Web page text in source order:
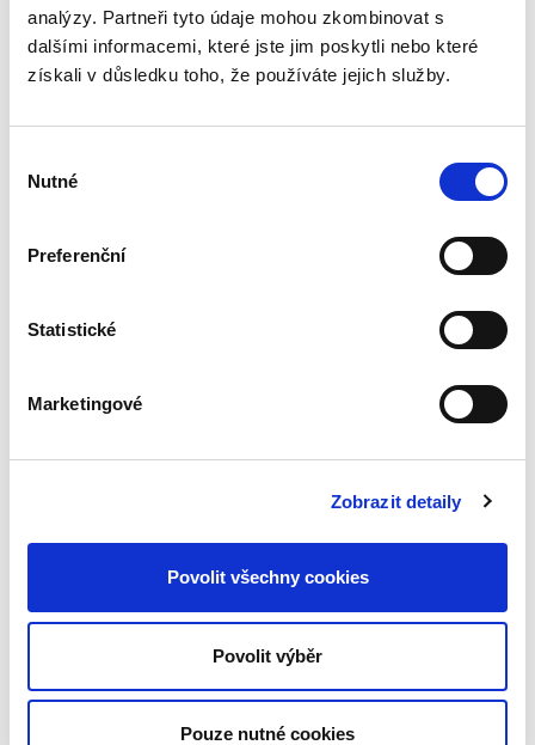
analýzy. Partneři tyto údaje mohou zkombinovat s
dalšími informacemi, které jste jim poskytli nebo které
získali v důsledku toho, že používáte jejich služby.
souhlasu
Nutné
Preferenční
Statistické
Marketingové
Zobrazit detaily
Povolit všechny cookies
Povolit výběr
Pouze nutné cookies
Veřejné zakázky v
oblasti softwaru.
Vendor lock-in a
Jan Svoboda
která se s tímto druhem plnění pojí, a poskytuje
zákoníku